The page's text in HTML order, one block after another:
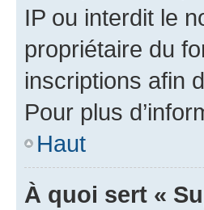
IP ou interdit le
propriétaire du
inscriptions afin
Pour plus
Haut
À quoi sert «